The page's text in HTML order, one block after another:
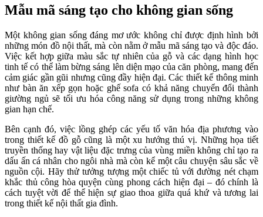
Mẫu mã sáng tạo cho không gian sống
Một không gian sống đáng mơ ước không chỉ được định hình bởi
những món đồ nội thất, mà còn nằm ở mẫu mã sáng tạo và độc đáo.
Việc kết hợp giữa màu sắc tự nhiên của gỗ và các dạng hình học
tinh tế có thể làm bừng sáng lên diện mạo của căn phòng, mang đến
cảm giác gần gũi nhưng cũng đầy hiện đại. Các thiết kế thông minh
như bàn ăn xếp gọn hoặc ghế sofa có khả năng chuyển đổi thành
giường ngủ sẽ tối ưu hóa công năng sử dụng trong những không
gian hạn chế.
Bên cạnh đó, việc lồng ghép các yếu tố văn hóa địa phương vào
trong thiết kế đồ gỗ cũng là một xu hướng thú vị. Những họa tiết
truyền thống hay vật liệu đặc trưng của vùng miền không chỉ tạo ra
dấu ấn cá nhân cho ngôi nhà mà còn kể một câu chuyện sâu sắc về
nguồn cội. Hãy thử tưởng tượng một chiếc tủ với đường nét chạm
khắc thủ công hòa quyện cùng phong cách hiện đại – đó chính là
cách tuyệt vời để thể hiện sự giao thoa giữa quá khứ và tương lai
trong thiết kế nội thất gia đình.